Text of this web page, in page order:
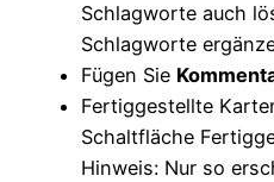
Schlagworte auch
Schlagworte
Fügen Sie
Fertiggestellte
Schaltfläche
Hinweis: Nur so